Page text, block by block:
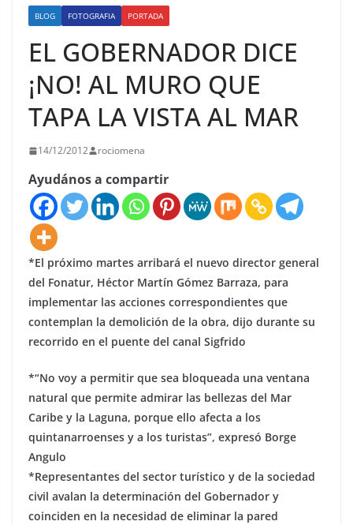
BLOG FOTOGRAFIA PORTADA
EL GOBERNADOR DICE
¡NO! AL MURO QUE
TAPA LA VISTA AL MAR
14/12/2012 rociomena
Ayudános a compartir
*El próximo martes arribará el nuevo director general
del Fonatur, Héctor Martín Gómez Barraza, para
implementar las acciones correspondientes que
contemplan la demolición de la obra, dijo durante su
recorrido en el puente del canal Sigfrido
*“No voy a permitir que sea bloqueada una ventana
natural que permite admirar las bellezas del Mar
Caribe y la Laguna, porque ello afecta a los
quintanarroenses y a los turistas”, expresó Borge
Angulo
*Representantes del sector turístico y de la sociedad
civil avalan la determinación del Gobernador y
coinciden en la necesidad de eliminar la pared